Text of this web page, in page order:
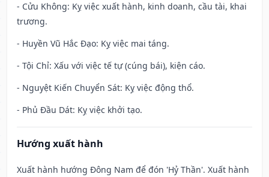
- Cửu Không: Kỵ việc xuất hành, kinh doanh, cầu tài, khai
trương.
- Huyền Vũ Hắc Đạo: Kỵ việc mai táng.
- Tội Chỉ: Xấu với việc tế tự (cúng bái), kiện cáo.
- Nguyệt Kiến Chuyển Sát: Kỵ việc động thổ.
- Phủ Đầu Dát: Kỵ việc khởi tạo.
Hướng xuất hành
Xuất hành hướng Đông Nam để đón 'Hỷ Thần'. Xuất hành